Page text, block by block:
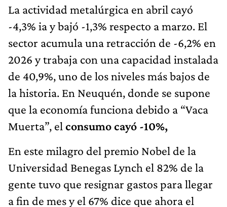
La actividad metalúrgica en abril cayó
-4,3% ia y bajó -1,3% respecto a marzo. El
sector acumula una retracción de -6,2% en
2026 y trabaja con una capacidad instalada
de 40,9%, uno de los niveles más bajos de
la historia. En Neuquén, donde se supone
que la economía funciona debido a “Vaca
Muerta”, el consumo cayó -10%,
En este milagro del premio Nobel de la
Universidad Benegas Lynch el 82% de la
gente tuvo que resignar gastos para llegar
a fin de mes y el 67% dice que ahora el